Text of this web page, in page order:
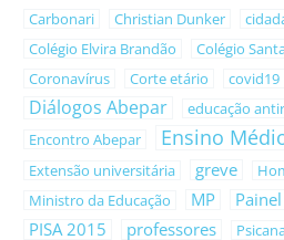
Carbonari
Christian Dunker
Colégio Elvira Brandão
Colégio
Coronavírus Corte etário covid19
Diálogos Abepar educação
Encontro Abepar
Ensino
Extensão universitária greve
Ministro da Educação
MP
PISA 2015 professores